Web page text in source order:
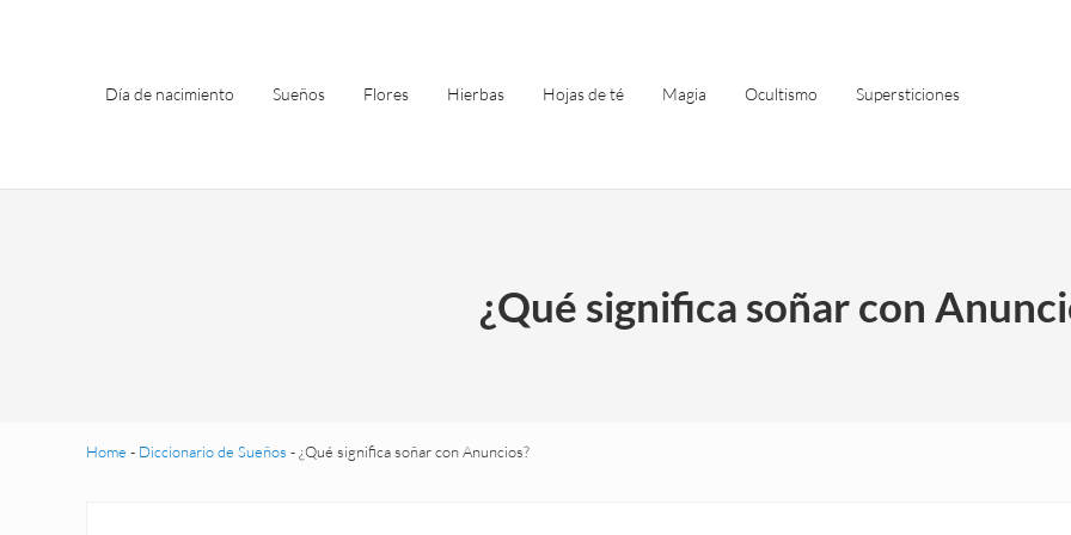
Día de nacimiento Sueños Flores Hierbas Hojas de té Magia Ocultismo Supersticiones
¿Qué significa soñar con
Home - Diccionario de Sueños - ¿Qué significa soñar con Anuncios?